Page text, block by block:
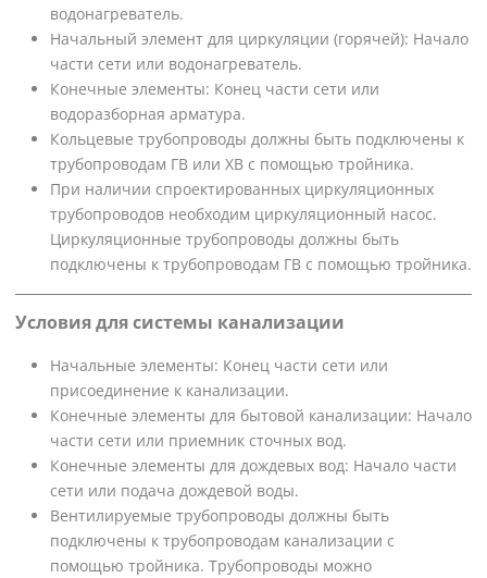
водонагреватель.
Начальный элемент для циркуляции (горячей): Начало
части сети или водонагреватель.
Конечные элементы: Конец части сети или
водоразборная арматура.
Кольцевые трубопроводы должны быть подключены к
трубопроводам ГВ или ХВ с помощью тройника.
При наличии спроектированных циркуляционных
трубопроводов необходим циркуляционный насос.
Циркуляционные трубопроводы должны быть
подключены к трубопроводам ГВ с помощью тройника.
Условия для системы канализации
Начальные элементы: Конец части сети или
присоединение к канализации.
Конечные элементы для бытовой канализации: Начало
части сети или приемник сточных вод.
Конечные элементы для дождевых вод: Начало части
сети или подача дождевой воды.
Вентилируемые трубопроводы должны быть
подключены к трубопроводам канализации с
помощью тройника. Трубопроводы можно